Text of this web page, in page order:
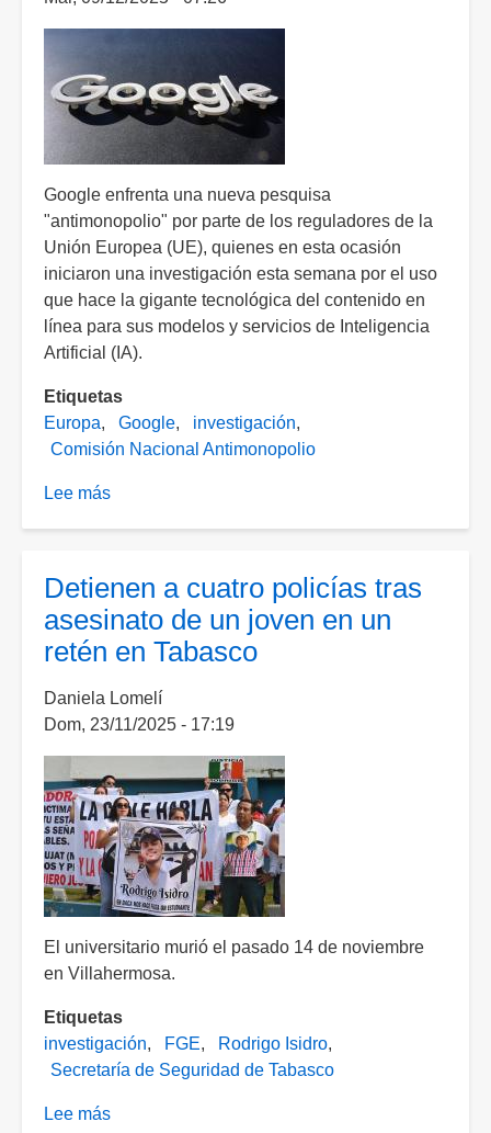
de
Interoceánico":
Sheinbaum
Google enfrenta una nueva pesquisa
"antimonopolio" por parte de los reguladores de la
Unión Europea (UE), quienes en esta ocasión
iniciaron una investigación esta semana por el uso
que hace la gigante tecnológica del contenido en
línea para sus modelos y servicios de Inteligencia
Artificial (IA).
Etiquetas
Europa
Google
investigación
Comisión Nacional Antimonopolio
Lee más
investigación
antimonopolio
en
Detienen a cuatro policías tras
asesinato de un joven en un
retén en Tabasco
Daniela Lomelí
Dom, 23/11/2025 - 17:19
El universitario murió el pasado 14 de noviembre
en Villahermosa.
Etiquetas
investigación
FGE
Rodrigo Isidro
Secretaría de Seguridad de Tabasco
Lee más